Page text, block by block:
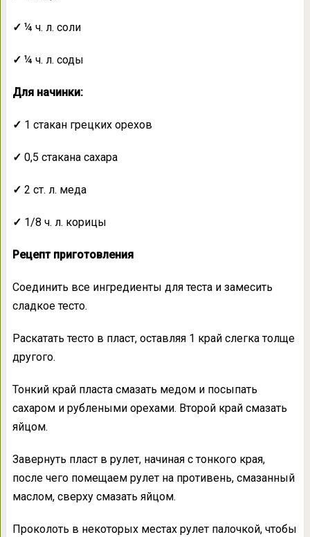
✓ ¼ ч. л. соли
✓ ¼ ч. л. соды
Для начинки:
✓ 1 стакан грецких орехов
✓ 0,5 стакана сахара
✓ 2 ст. л. меда
✓ 1/8 ч. л. корицы
Рецепт приготовления
Соединить все ингредиенты для теста и замесить
сладкое тесто.
Раскатать тесто в пласт, оставляя 1 край слегка толще
другого.
Тонкий край пласта смазать медом и посыпать
сахаром и рублеными орехами. Второй край смазать
яйцом.
Завернуть пласт в рулет, начиная с тонкого края,
после чего помещаем рулет на противень, смазанный
маслом, сверху смазать яйцом.
Проколоть в некоторых местах рулет палочкой, чтобы